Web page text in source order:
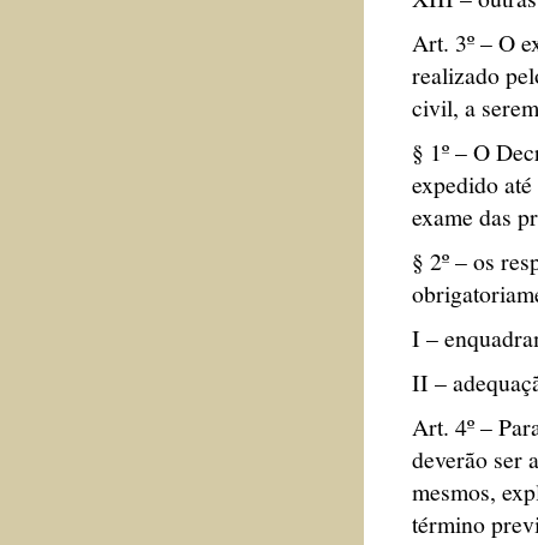
Art. 3º – O
realizado
civil, a
§ 1º – O
expedido
exame das
§ 2º – os
I –
II –
Art. 4º –
deverão ser
mesmos,
término